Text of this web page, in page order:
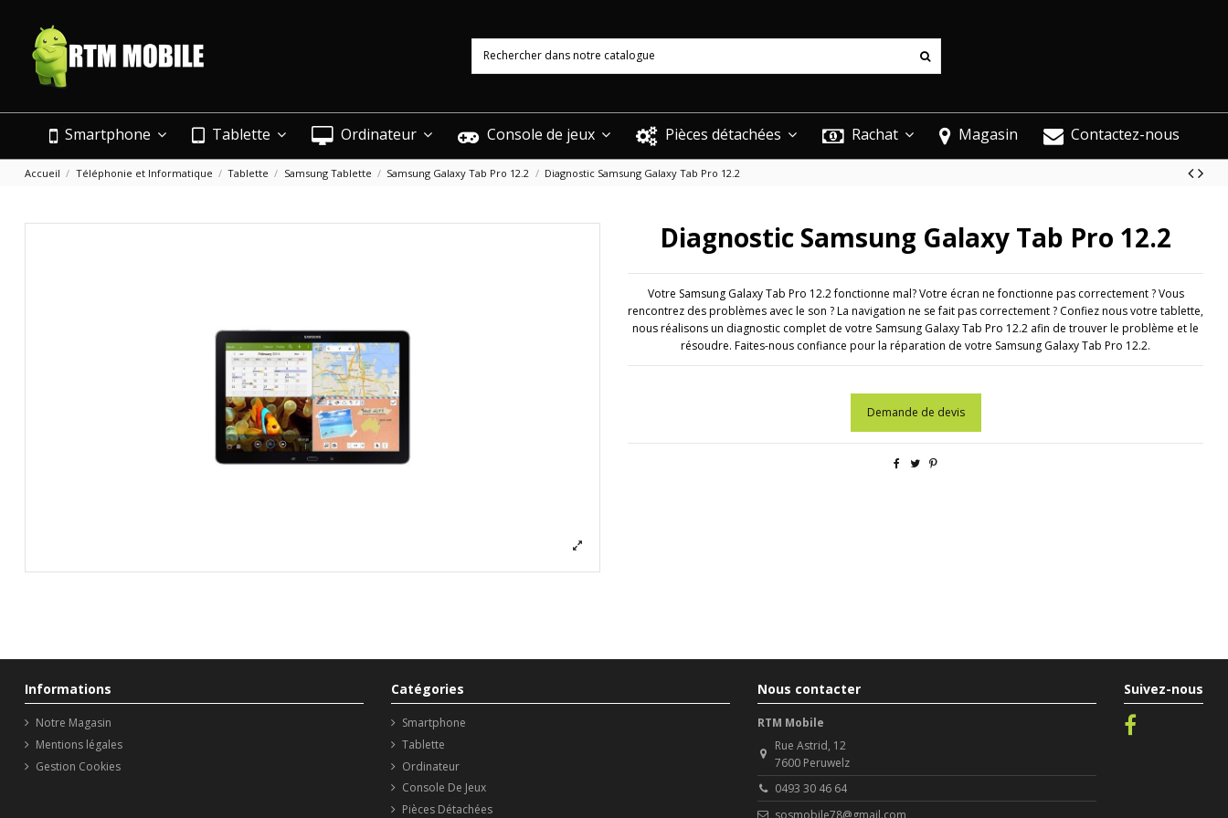
Smartphone Tablette Ordinateur Console de jeux Pièces détachées Rachat Magasin Contactez-nous
Accueil Téléphonie et Informatique Tablette Samsung Tablette Samsung Galaxy Tab Pro 12.2 Diagnostic Samsung Galaxy Tab Pro 12.2
Diagnostic Samsung Galaxy Tab Pro 12.2
Votre Samsung Galaxy Tab Pro 12.2 fonctionne mal? Votre écran ne fonctionne pas correctement ? Vous
rencontrez des problèmes avec le son ? La navigation ne se fait pas correctement ? Confiez nous votre tablette,
nous réalisons un diagnostic complet de votre Samsung Galaxy Tab Pro 12.2 afin de trouver le problème et le
résoudre. Faites-nous confiance pour la réparation de votre Samsung Galaxy Tab Pro 12.2.
Demande de devis
Informations
Notre Magasin
Mentions légales
Gestion Cookies
Catégories
Smartphone
Tablette
Ordinateur
Console De Jeux
Pièces Détachées
Nous contacter
RTM Mobile
Rue Astrid, 12
7600 Peruwelz
0493 30 46 64
sosmobile78@gmail.com
Suivez-nous